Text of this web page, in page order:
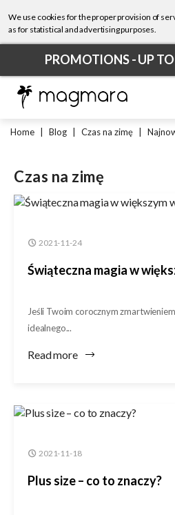
We use cookies for the proper provision of
as for statistical and advertising purposes.
PROMOTIONS - UP
Home Blog Czas na zimę
Czas na zimę
2021-11-24
Świąteczna magia w
Jeśli Twoim corocznym
idealnego...
Read more
2021-11-18
Plus size – co to znaczy?